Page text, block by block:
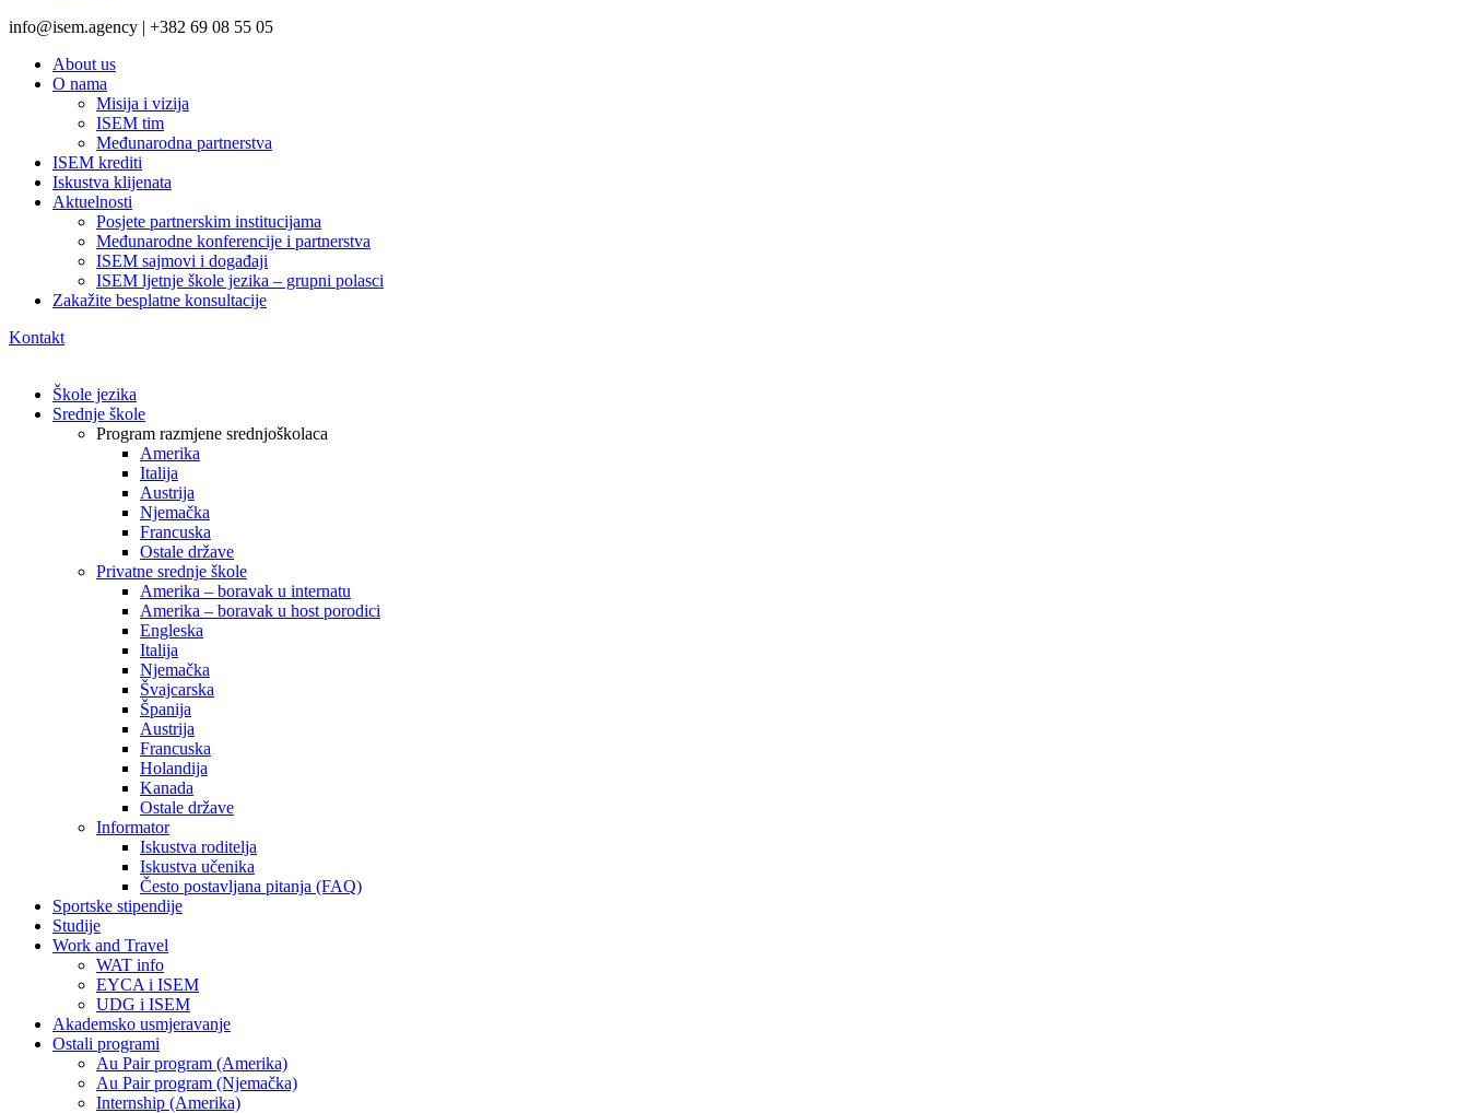
info@isem.agency | +382 69 08 55 05
About us
O nama
Misija i vizija
ISEM tim
Međunarodna partnerstva
ISEM krediti
Iskustva klijenata
Aktuelnosti
Posjete partnerskim institucijama
Međunarodne konferencije i partnerstva
ISEM sajmovi i događaji
ISEM ljetnje škole jezika – grupni polasci
Zakažite besplatne konsultacije
Kontakt
Škole jezika
Srednje škole
Program razmjene srednjoškolaca
Amerika
Italija
Austrija
Njemačka
Francuska
Ostale države
Privatne srednje škole
Amerika – boravak u internatu
Amerika – boravak u host porodici
Engleska
Italija
Njemačka
Švajcarska
Španija
Austrija
Francuska
Holandija
Kanada
Ostale države
Informator
Iskustva roditelja
Iskustva učenika
Često postavljana pitanja (FAQ)
Sportske stipendije
Studije
Work and Travel
WAT info
EYCA i ISEM
UDG i ISEM
Akademsko usmjeravanje
Ostali programi
Au Pair program (Amerika)
Au Pair program (Njemačka)
Internship (Amerika)